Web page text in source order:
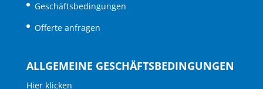
Geschäftsbedingungen
Offerte anfragen
ALLGEMEINE GESCHÄFTSBEDINGUNGEN
Hier klicken